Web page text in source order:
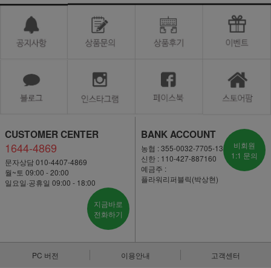
CUSTOMER CENTER
1644-4869
문자상담 010-4407-4869
월~토 09:00 - 20:00
일요일·공휴일 09:00 - 18:00
지금바로
전화하기
BANK ACCOUNT
농협 : 355-0032-7705-13
신한 : 110-427-887160
예금주 :
플라워리퍼블릭(박상현)
비회원
1:1 문의
PC 버전 이용안내 고객센터